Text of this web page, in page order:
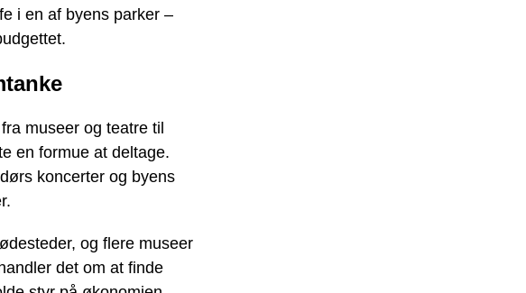
i en af byens parker –
museer og teatre til
en formue at deltage.
koncerter og byens
og flere museer
det om at finde